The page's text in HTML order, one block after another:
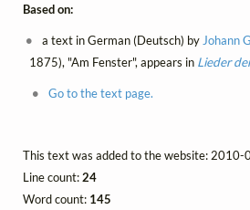
Based on:
a text in German (Deutsch) by Johann
1875), "Am Fenster", appears in Lieder
Go to the text page.
This text was added to the website: 2010-
Line count:24
Word count: 145